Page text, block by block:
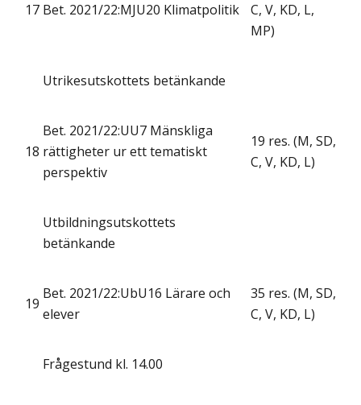
17 Bet. 2021/22:MJU20 Klimatpolitik
C, V, KD, L,
MP)
Utrikesutskottets betänkande
18
Bet. 2021/22:UU7 Mänskliga
rättigheter ur ett tematiskt
perspektiv
19 res. (M, SD,
C, V, KD, L)
Utbildningsutskottets
betänkande
19
Bet. 2021/22:UbU16 Lärare och
elever
35 res. (M, SD,
C, V, KD, L)
Frågestund kl. 14.00